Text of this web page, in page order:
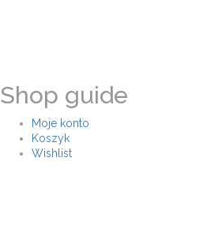
Shop guide
Moje konto
Koszyk
Wishlist